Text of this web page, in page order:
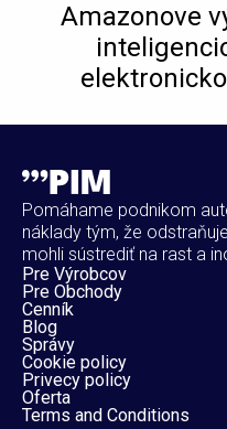
Amazonove
Pomáhame podnikom
náklady tým, že
mohli sústrediť na rast a
Pre Výrobcov
Pre Obchody
Cenník
Blog
Správy
Cookie policy
Privecy policy
Oferta
Terms and Conditions